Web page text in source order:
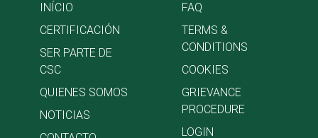
INÍCIO
CERTIFICACIÓN
SER PARTE DE
CSC
QUIENES SOMOS
NOTICIAS
FAQ
TERMS &
CONDITIONS
COOKIES
GRIEVANCE
PROCEDURE
LOGIN